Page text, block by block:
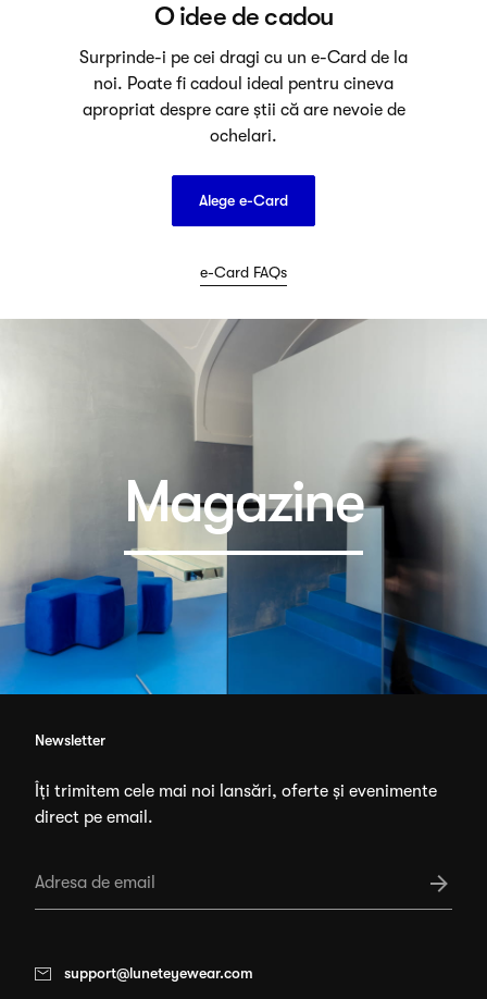
O idee de cadou
Surprinde-i pe cei dragi cu un e-Card de la
noi. Poate fi cadoul ideal pentru cineva
apropriat despre care știi că are nevoie de
ochelari.
Alege e-Card
e-Card FAQs
Magazine
Newsletter
Îți trimitem cele mai noi lansări, oferte și evenimente
direct pe email.
support@luneteyewear.com